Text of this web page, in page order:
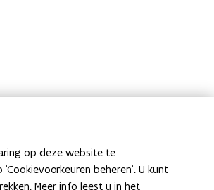
op deze website te
beheren'. U kunt
Meer info leest u in het